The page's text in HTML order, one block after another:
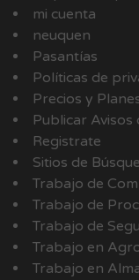
mi cuenta
neuquen
Pasantías
Políticas de
Precios y
Publicar
Registrate
Sitios de
Trabajo de
Trabajo de
Trabajo de
Trabajo en
Trabajo en